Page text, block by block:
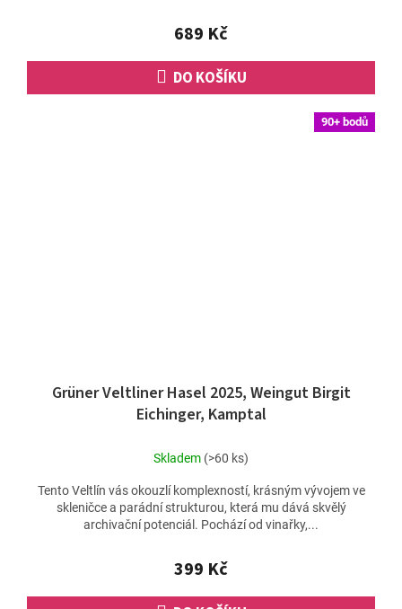
5
hvězdiček.
689 Kč
DO KOŠÍKU
90+ bodů
Grüner Veltliner Hasel 2025, Weingut Birgit
Eichinger, Kamptal
Skladem (>60 ks)
399 Kč
Tento Veltlín vás okouzlí komplexností, krásným vývojem ve
skleničce a parádní strukturou, která mu dává skvělý
archivační potenciál. Pochází od vinařky,...